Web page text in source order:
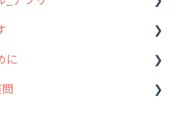
得について
：システム管理者編
システム管理者編
理
に
ス関連オプション